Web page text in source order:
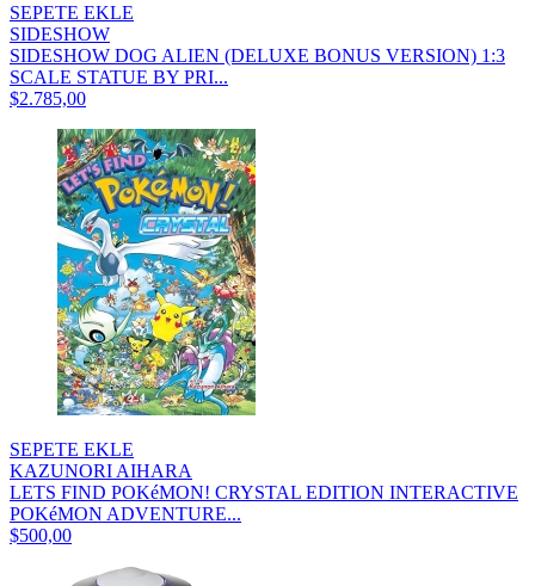
SEPETE EKLE
SIDESHOW
SIDESHOW DOG ALIEN (DELUXE BONUS VERSION) 1:3
SCALE STATUE BY PRI...
$2.785,00
SEPETE EKLE
KAZUNORI AIHARA
LETS FIND POKéMON! CRYSTAL EDITION INTERACTIVE
POKéMON ADVENTURE...
$500,00